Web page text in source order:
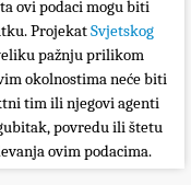
ovi podaci mogu biti
ProjekatSvjetskog
pažnju prilikom
okolnostima neće biti
tim ili njegovi agenti
povredu ili štetu
ovim podacima.